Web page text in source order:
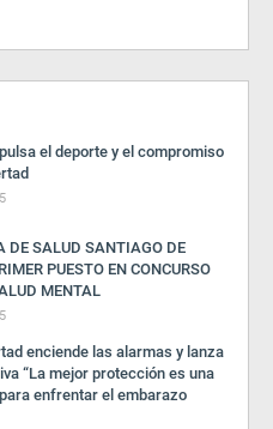
el deporte y el compromiso
DE SALUD SANTIAGO DE
PUESTO EN CONCURSO
MENTAL
enciende las alarmas y lanza
“La mejor protección es una
enfrentar el embarazo